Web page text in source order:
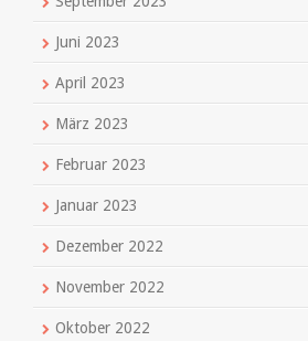
Juni 2023
April 2023
März 2023
Februar 2023
Januar 2023
Dezember 2022
November 2022
Oktober 2022